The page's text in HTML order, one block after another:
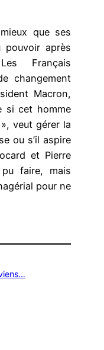
que ses
pouvoir après
Français
changement
Macron,
si cet homme
», veut gérer la
ou s’il aspire
et Pierre
pu faire, mais
pour ne